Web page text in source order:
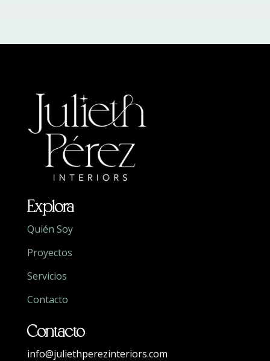
Explora
Quién Soy
Proyectos
Servicios
Contacto
Contacto
info@juliethperezinteriors.com